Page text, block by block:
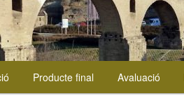
Producte final Avaluació